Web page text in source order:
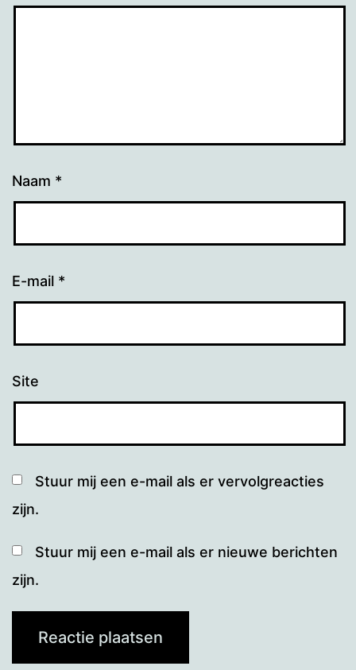
Naam *
E-mail *
Site
Stuur mij een e-mail als er vervolgreacties
zijn.
Stuur mij een e-mail als er nieuwe berichten
zijn.